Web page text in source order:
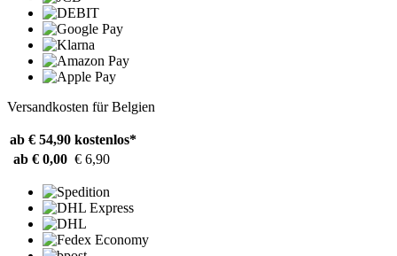
Versandkosten für Belgien
ab € 54,90 kostenlos*
ab € 0,00 € 6,90